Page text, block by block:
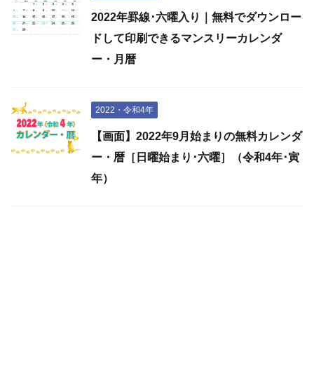
2022年罫線･六曜入り｜無料でダウンロー
ドして印刷できるマンスリーカレンダ
ー・月暦
2022・令和4年
【画面】2022年9月始まりの無料カレンダ
ー・暦［日曜始まり･六曜］（令和4年･寅
年）